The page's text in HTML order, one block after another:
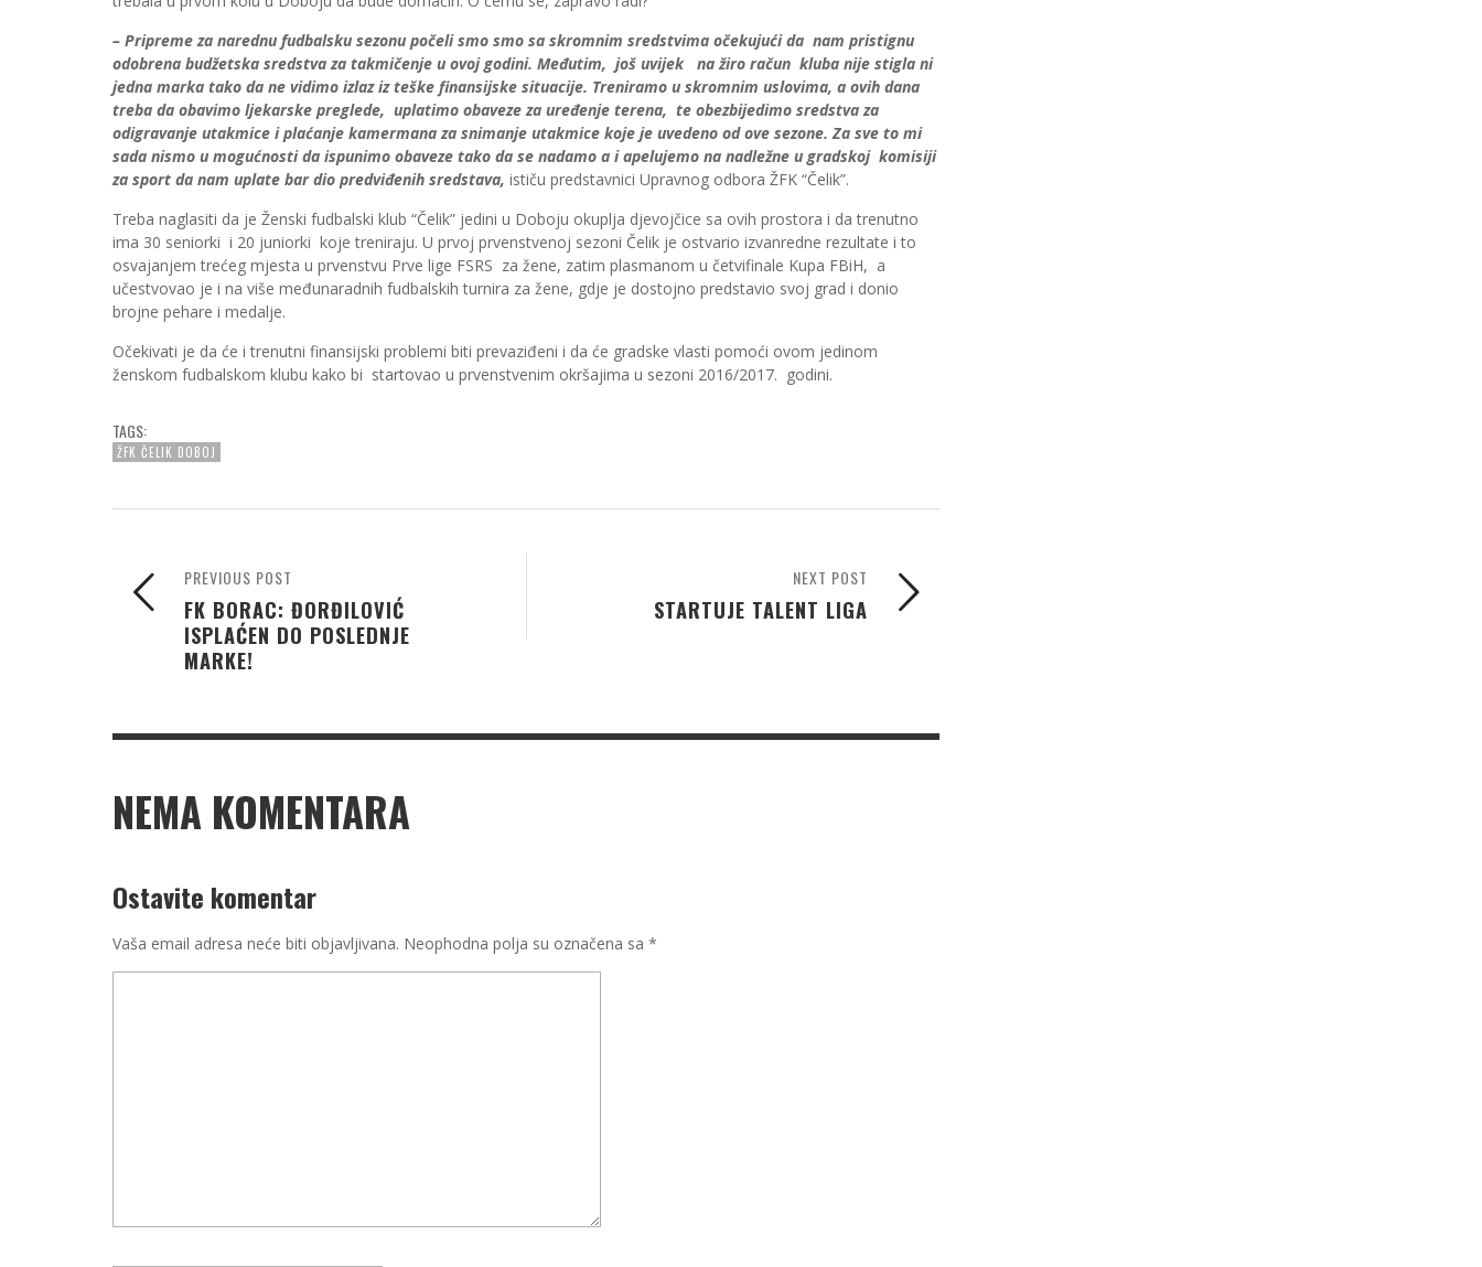
– Pripreme za narednu fudbalsku sezonu počeli smo smo sa skromnim sredstvima očekujući da nam pristignu
odobrena budžetska sredstva za takmičenje u ovoj godini. Međutim, još uvijek na žiro račun kluba nije stigla ni
jedna marka tako da ne vidimo izlaz iz teške finansijske situacije. Treniramo u skromnim uslovima, a ovih dana
treba da obavimo ljekarske preglede, uplatimo obaveze za uređenje terena, te obezbijedimo sredstva za
odigravanje utakmice i plaćanje kamermana za snimanje utakmice koje je uvedeno od ove sezone. Za sve to mi
sada nismo u mogućnosti da ispunimo obaveze tako da se nadamo a i apelujemo na nadležne u gradskoj komisiji
za sport da nam uplate bar dio predviđenih sredstava, ističu predstavnici Upravnog odbora ŽFK “Čelik”.
Treba naglasiti da je Ženski fudbalski klub “Čelik” jedini u Doboju okuplja djevojčice sa ovih prostora i da trenutno
ima 30 seniorki i 20 juniorki koje treniraju. U prvoj prvenstvenoj sezoni Čelik je ostvario izvanredne rezultate i to
osvajanjem trećeg mjesta u prvenstvu Prve lige FSRS za žene, zatim plasmanom u četvifinale Kupa FBiH, a
učestvovao je i na više međunaradnih fudbalskih turnira za žene, gdje je dostojno predstavio svoj grad i donio
brojne pehare i medalje.
Očekivati je da će i trenutni finansijski problemi biti prevaziđeni i da će gradske vlasti pomoći ovom jedinom
ženskom fudbalskom klubu kako bi startovao u prvenstvenim okršajima u sezoni 2016/2017. godini.
TAGS:
ŽFK ČELIK DOBOJ
NEXT POST
STARTUJE TALENT LIGA
PREVIOUS POST
FK BORAC: ĐORĐILOVIĆ
ISPLAĆEN DO POSLEDNJE
MARKE!
NEMA KOMENTARA
Ostavite komentar
Vaša email adresa neće biti objavljivana. Neophodna polja su označena sa *